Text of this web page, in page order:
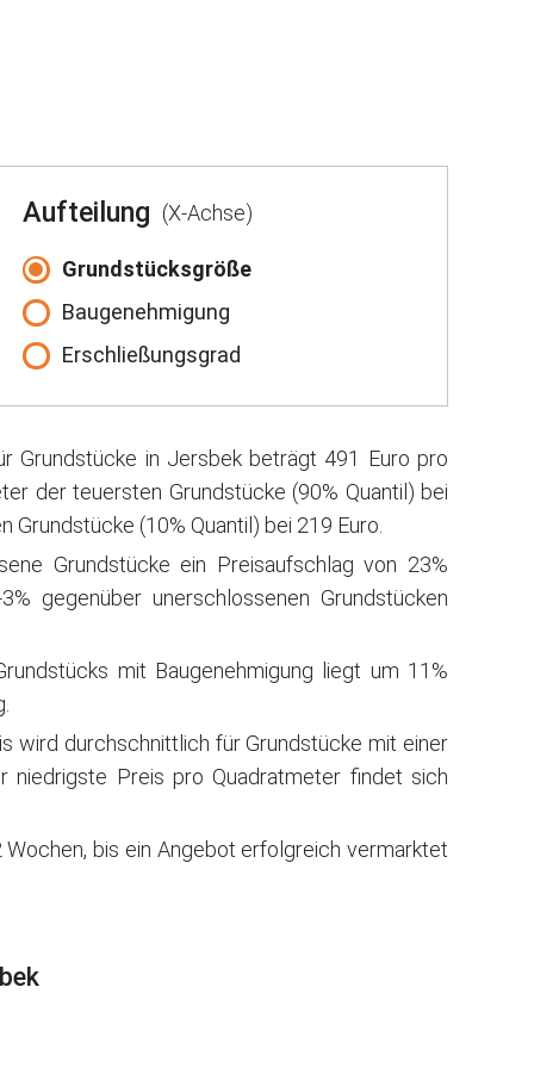
Aufteilung (X-Achse)
Grundstücksgröße
Baugenehmigung
Erschließungsgrad
Grundstücke in Jersbek beträgt 491 Euro pro
der teuersten Grundstücke (90% Quantil) bei
(10% Quantil) bei 219 Euro.
Grundstücke ein Preisaufschlag von 23%
gegenüber unerschlossenen Grundstücken
mit Baugenehmigung liegt um 11%
wird durchschnittlich für Grundstücke mit einer
niedrigste Preis pro Quadratmeter findet sich
bis ein Angebot erfolgreich vermarktet